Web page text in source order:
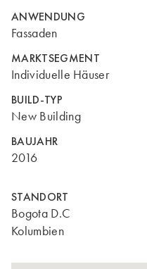
ANWENDUNG
Fassaden
MARKTSEGMENT
Individuelle Häuser
BUILD-TYP
New Building
BAUJAHR
2016
STANDORT
Bogota D.C
Kolumbien